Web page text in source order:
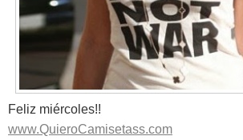
Feliz miércoles!!
www.QuieroCamisetass.com